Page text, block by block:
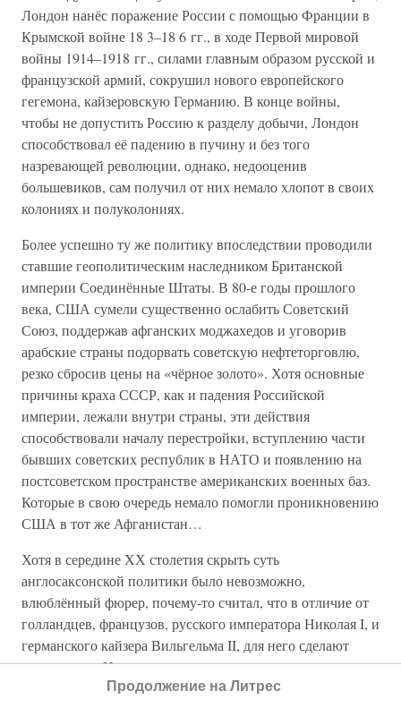
Лондон нанёс поражение России с помощью Франции в
Крымской войне 18 3–18 6 гг., в ходе Первой мировой
войны 1914–1918 гг., силами главным образом русской и
французской армий, сокрушил нового европейского
гегемона, кайзеровскую Германию. В конце войны,
чтобы не допустить Россию к разделу добычи, Лондон
способствовал её падению в пучину и без того
назревающей революции, однако, недооценив
большевиков, сам получил от них немало хлопот в своих
колониях и полуколониях.
Более успешно ту же политику впоследствии проводили
ставшие геополитическим наследником Британской
империи Соединённые Штаты. В 80-е годы прошлого
века, США сумели существенно ослабить Советский
Союз, поддержав афганских моджахедов и уговорив
арабские страны подорвать советскую нефтеторговлю,
резко сбросив цены на «чёрное золото». Хотя основные
причины краха СССР, как и падения Российской
империи, лежали внутри страны, эти действия
способствовали началу перестройки, вступлению части
бывших советских республик в НАТО и появлению на
постсоветском пространстве американских военных баз.
Которые в свою очередь немало помогли проникновению
США в тот же Афганистан…
Хотя в середине ХХ столетия скрыть суть
англосаксонской политики было невозможно,
влюблённый фюрер, почему-то считал, что в отличие от
голландцев, французов, русского императора Николая I, и
германского кайзера Вильгельма II, для него сделают
исключение. И некоторые основания у него так думать,
действительно были.Продолжение на Литрес